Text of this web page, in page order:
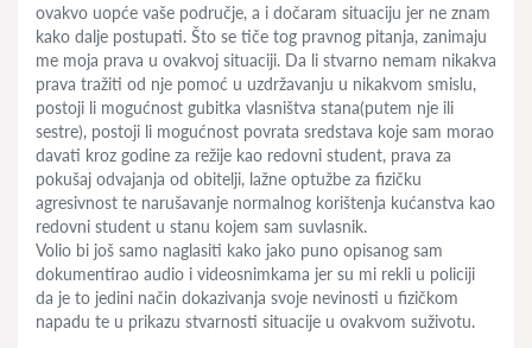
ovakvo uopće vaše područje, a i dočaram situaciju jer ne znam
kako dalje postupati. Što se tiče tog pravnog pitanja, zanimaju
me moja prava u ovakvoj situaciji. Da li stvarno nemam nikakva
prava tražiti od nje pomoć u uzdržavanju u nikakvom smislu,
postoji li mogućnost gubitka vlasništva stana(putem nje ili
sestre), postoji li mogućnost povrata sredstava koje sam morao
davati kroz godine za režije kao redovni student, prava za
pokušaj odvajanja od obitelji, lažne optužbe za fizičku
agresivnost te narušavanje normalnog korištenja kućanstva kao
redovni student u stanu kojem sam suvlasnik.
Volio bi još samo naglasiti kako jako puno opisanog sam
dokumentirao audio i videosnimkama jer su mi rekli u policiji
da je to jedini način dokazivanja svoje nevinosti u fizičkom
napadu te u prikazu stvarnosti situacije u ovakvom suživotu.